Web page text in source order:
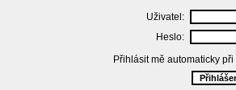
Uživatel:
Heslo:
Přihlásit mě automaticky